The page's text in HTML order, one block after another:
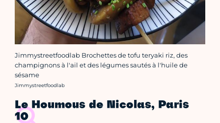
Jimmystreetfoodlab Brochettes de tofu teryaki riz, des
champignons à l'ail et des légumes sautés à l'huile de
sésame
Crédit photo :
Jimmystreetfoodlab
Le Houmous de Nicolas, Paris
10